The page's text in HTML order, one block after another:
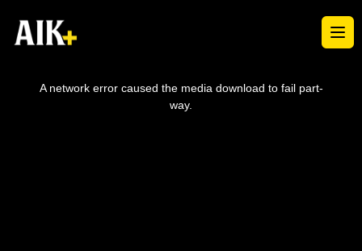
A network error caused the media download to fail part-
way.